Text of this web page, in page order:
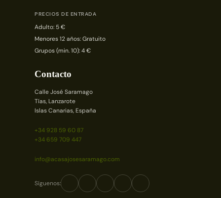
PRECIOS DE ENTRADA
Adulto: 5 €
Menores 12 años: Gratuito
Grupos (min. 10): 4 €
Contacto
Calle José Saramago
Tías, Lanzarote
Islas Canarias, España
+34 928 59 60 87
+34 659 709 447
info@acasajosesaramago.com
Síguenos: